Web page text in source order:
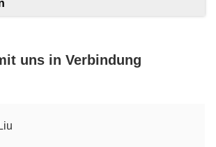
uns in Verbindung